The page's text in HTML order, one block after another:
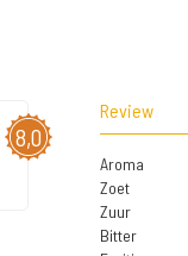
8,0
Review
Aroma
Zoet
Zuur
Bitter